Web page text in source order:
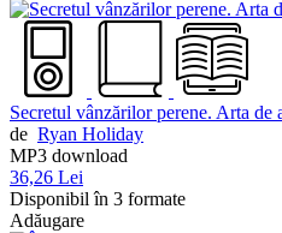
Secretul vânzărilor perene. Arta de
de Ryan Holiday
MP3 download
36,26 Lei
Disponibil în 3 formate
Adăugare